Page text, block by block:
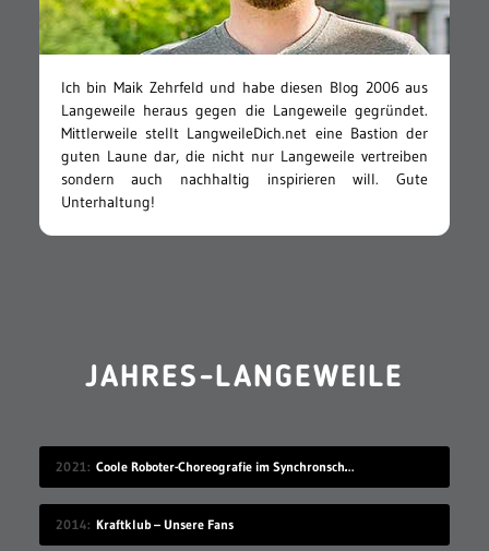
Ich bin Maik Zehrfeld und habe diesen Blog 2006 aus
Langeweile heraus gegen die Langeweile gegründet.
Mittlerweile stellt LangweileDich.net eine Bastion der
guten Laune dar, die nicht nur Langeweile vertreiben
sondern auch nachhaltig inspirieren will. Gute
Unterhaltung!
JAHRES-LANGEWEILE
2021 Coole Roboter-Choreografie im Synchronschwimmen
2014 Kraftklub – Unsere Fans